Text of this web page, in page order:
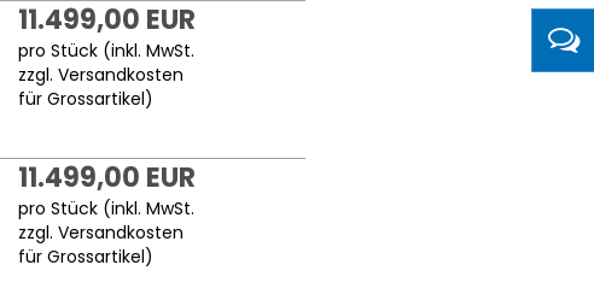
11.499,00 EUR
pro Stück (inkl. MwSt.
zzgl.Versandkosten
für Grossartikel)
11.499,00 EUR
pro Stück (inkl. MwSt.
zzgl.Versandkosten
für Grossartikel)